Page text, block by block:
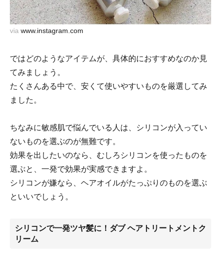
via www.instagram.com
ではどのようなアイテムが、具体的におすすめなのか見
てみましょう。
たくさんある中で、安くて使いやすいものを厳選してみ
ました。
ちなみに敏感肌で悩んでいる人は、シリコンが入ってい
ないものを選ぶのが無難です。
効果を出したいのなら、むしろシリコンを使ったものを
選ぶと、一発で効果が実感できますよ。
シリコンが嫌なら、ヘアオイルがたっぷりのものを選ぶ
といいでしょう。
シリコンで一発ツヤ髪に！ダブ ヘアトリートメントク
リーム